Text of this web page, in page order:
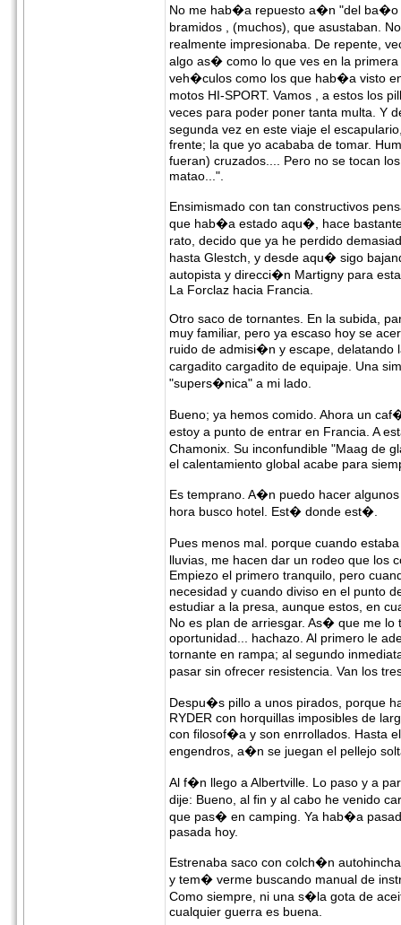
No me hab�a repuesto a�n "del ba�o
bramidos , (muchos), que asustaban.
realmente impresionaba. De repente,
algo as� como lo que ves en la
veh�culos como los que hab�a visto
motos HI-SPORT. Vamos , a estos los
veces para poder poner tanta multa. Y
segunda vez en este viaje el
frente; la que yo acababa de tomar.
fueran) cruzados.... Pero no se tocan
matao...".
Ensimismado con tan constructivos
que hab�a estado aqu�, hace
rato, decido que ya he perdido
hasta Glestch, y desde aqu� sigo
autopista y direcci�n Martigny para
La Forclaz hacia Francia.
Otro saco de tornantes. En la subida,
muy familiar, pero ya escaso hoy se
ruido de admisi�n y escape,
cargadito cargadito de equipaje. Una
"supers�nica" a mi lado.
Bueno; ya hemos comido. Ahora un
estoy a punto de entrar en Francia. A
Chamonix. Su inconfundible "Maag de
el calentamiento global acabe para
Es temprano. A�n puedo hacer
hora busco hotel. Est� donde est�.
Pues menos mal. porque cuando
lluvias, me hacen dar un rodeo que los
Empiezo el primero tranquilo, pero
necesidad y cuando diviso en el punto
estudiar a la presa, aunque estos, en
No es plan de arriesgar. As� que me
oportunidad... hachazo. Al primero le
tornante en rampa; al segundo
pasar sin ofrecer resistencia. Van los
Despu�s pillo a unos pirados, porque
RYDER con horquillas imposibles de
con filosof�a y son enrrollados. Hasta
engendros, a�n se juegan el pellejo
Al f�n llego a Albertville. Lo paso y a
dije: Bueno, al fin y al cabo he venido
que pas� en camping. Ya hab�a
pasada hoy.
Estrenaba saco con colch�n
y tem� verme buscando manual de
Como siempre, ni una s�la gota de
cualquier guerra es buena.